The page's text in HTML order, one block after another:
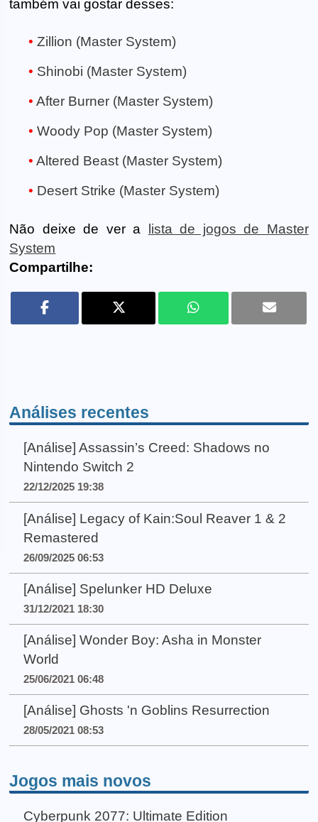
também vai gostar desses:
Zillion (Master System)
Shinobi (Master System)
After Burner (Master System)
Woody Pop (Master System)
Altered Beast (Master System)
Desert Strike (Master System)
Não deixe de ver a
lista de jogos de Master
System
Compartilhe:
Análises recentes
[Análise] Assassin’s Creed: Shadows no
Nintendo Switch 2
22/12/2025 19:38
[Análise] Legacy of Kain:Soul Reaver 1 & 2
Remastered
26/09/2025 06:53
[Análise] Spelunker HD Deluxe
31/12/2021 18:30
[Análise] Wonder Boy: Asha in Monster
World
25/06/2021 06:48
[Análise] Ghosts 'n Goblins Resurrection
28/05/2021 08:53
Jogos mais novos
Cyberpunk 2077: Ultimate Edition